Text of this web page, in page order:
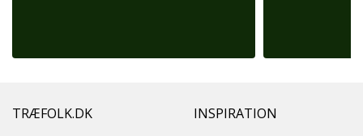
TRÆFOLK.DK INSPIRATION